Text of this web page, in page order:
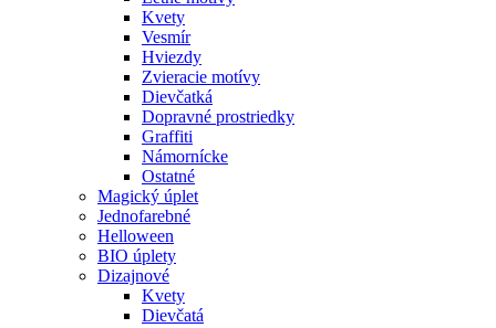
Kvety
Vesmír
Hviezdy
Zvieracie motívy
Dievčatká
Dopravné prostriedky
Graffiti
Námornícke
Ostatné
Magický úplet
Jednofarebné
Helloween
BIO úplety
Dizajnové
Kvety
Dievčatá